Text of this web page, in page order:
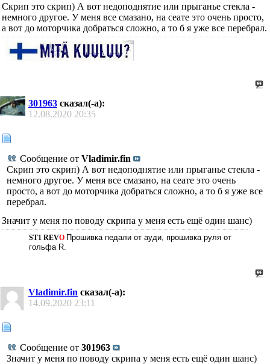
Скрип это скрип) А вот недоподнятие или прыганье стекла -
немного другое. У меня все смазано, на сеате это очень просто,
а вот до моторчика добраться сложно, а то б я уже все перебрал.
301963 сказал(-а):
12.08.2020 20:35
Сообщение от Vladimir.fin
Скрип это скрип) А вот недоподнятие или прыганье стекла -
немного другое. У меня все смазано, на сеате это очень
просто, а вот до моторчика добраться сложно, а то б я уже все
перебрал.
Значит у меня по поводу скрипа у меня есть ещё один шанс)
ST1 REVO Прошивка педали от ауди, прошивка руля от
гольфа R.
Vladimir.fin сказал(-а):
14.09.2020 23:11
Сообщение от 301963
Значит у меня по поводу скрипа у меня есть ещё один шанс)